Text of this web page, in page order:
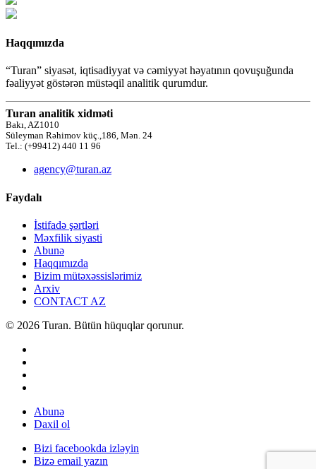
Haqqımızda
“Turan” siyasət, iqtisadiyyat və cəmiyyət həyatının qovuşuğunda
fəaliyyət göstərən müstəqil analitik qurumdur.
Turan analitik xidməti
Bakı, AZ1010
Süleyman Rəhimov küç.,186, Mən. 24
Tel.: (+99412) 440 11 96
agency@turan.az
Faydalı
İstifadə şərtləri
Məxfilik siyasti
Abunə
Haqqımızda
Bizim mütəxəssislərimiz
Arxiv
CONTACT AZ
© 2026 Turan. Bütün hüquqlar qorunur.
Abunə
Daxil ol
Bizi facebookda izləyin
Bizə email yazın